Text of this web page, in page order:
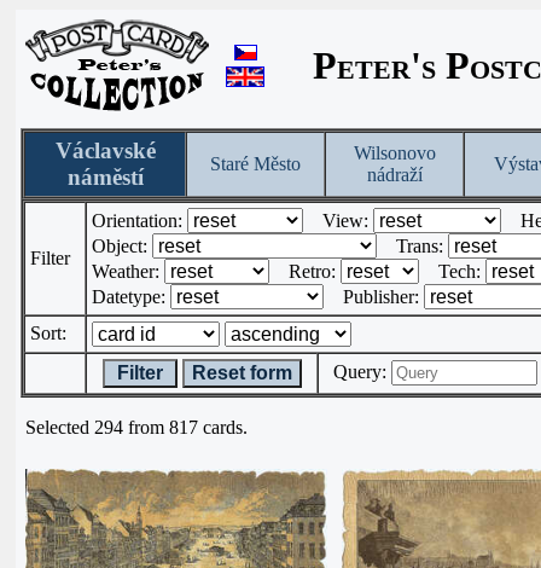
Peter's
Václavské
náměstí
Staré Město
Wilsonovo
nádraží
Filter
Orientation: View:
Object:
Trans:
Weather:
Retro:
Tech:
Datetype:
Publisher:
Sort:
Filter
Reset form Query:
Selected 294 from 817 cards.